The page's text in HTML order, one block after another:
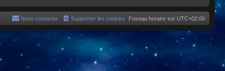
Fuseau horaire sur UTC+02:00
Supprimer les cookies
Nous contacter